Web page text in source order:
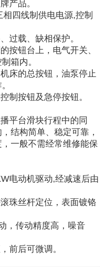
产品。
四线制供电电源,控制
载、缺相保护。
钮台上，电气开关、
箱内。
的总按钮，油泵停止
按钮及急停按钮。
台滑块行程中的同
结构简单、稳定可靠，
一般不需经常维修能保
动机驱动,经减速后由
丝杆定位，表面镀铬
传动精度高，噪音
后可微调。